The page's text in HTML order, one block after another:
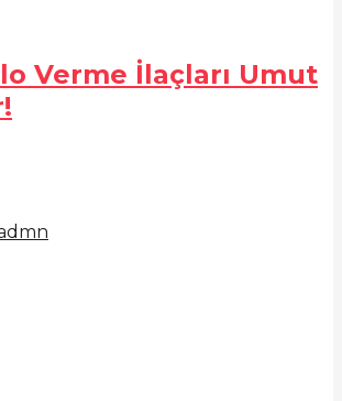
Verme İlaçları Umut